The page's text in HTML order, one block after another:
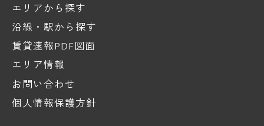
エリアから探す
沿線・駅から探す
賃貸速報PDF図面
エリア情報
お問い合わせ
個人情報保護方針